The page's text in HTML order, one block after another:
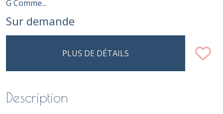
G Comme...
Sur demande
PLUS DE DÉTAILS
Description